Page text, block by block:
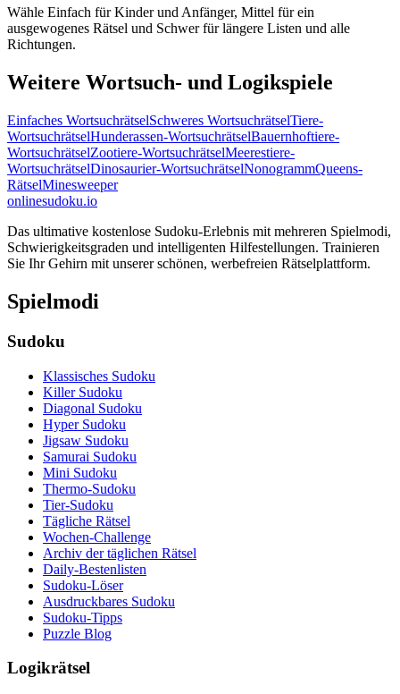
Wähle Einfach für Kinder und Anfänger, Mittel für ein
ausgewogenes Rätsel und Schwer für längere Listen und alle
Richtungen.
Weitere Wortsuch- und Logikspiele
Einfaches WortsuchrätselSchweres WortsuchrätselTiere-
WortsuchrätselHunderassen-WortsuchrätselBauernhoftiere-
WortsuchrätselZootiere-WortsuchrätselMeerestiere-
WortsuchrätselDinosaurier-WortsuchrätselNonogrammQueens-
RätselMinesweeper
onlinesudoku.io
Das ultimative kostenlose Sudoku-Erlebnis mit mehreren Spielmodi,
Schwierigkeitsgraden und intelligenten Hilfestellungen. Trainieren
Sie Ihr Gehirn mit unserer schönen, werbefreien Rätselplattform.
Spielmodi
Sudoku
Klassisches Sudoku
Killer Sudoku
Diagonal Sudoku
Hyper Sudoku
Jigsaw Sudoku
Samurai Sudoku
Mini Sudoku
Thermo-Sudoku
Tier-Sudoku
Tägliche Rätsel
Wochen-Challenge
Archiv der täglichen Rätsel
Daily-Bestenlisten
Sudoku-Löser
Ausdruckbares Sudoku
Sudoku-Tipps
Puzzle Blog
Logikrätsel